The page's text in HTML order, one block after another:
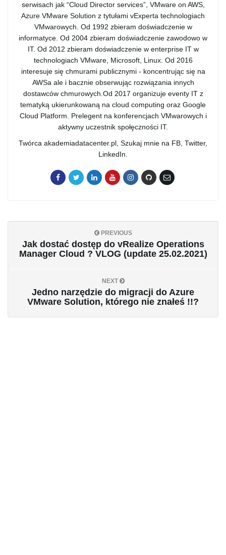
serwisach jak “Cloud Director services”, VMware on AWS,
Azure VMware Solution z tytułami vExperta technologiach
VMwarowych. Od 1992 zbieram doświadczenie w
informatyce. Od 2004 zbieram doświadczenie zawodowo w
IT. Od 2012 zbieram doświadczenie w enterprise IT w
technologiach VMware, Microsoft, Linux. Od 2016
interesuje się chmurami publicznymi - koncentrując się na
AWSa ale i bacznie obserwując rozwiązania innych
dostawców chmurowych.Od 2017 organizuje eventy IT z
tematyką ukierunkowaną na cloud computing oraz Google
Cloud Platform. Prelegent na konferencjach VMwarowych i
aktywny uczestnik społęczności IT.
Twórca akademiadatacenter.pl, Szukaj mnie na FB, Twitter,
LinkedIn.
PREVIOUS
Jak dostać dostęp do vRealize Operations
Manager Cloud ? VLOG (update 25.02.2021)
NEXT
Jedno narzędzie do migracji do Azure
VMware Solution, którego nie znałeś !!?